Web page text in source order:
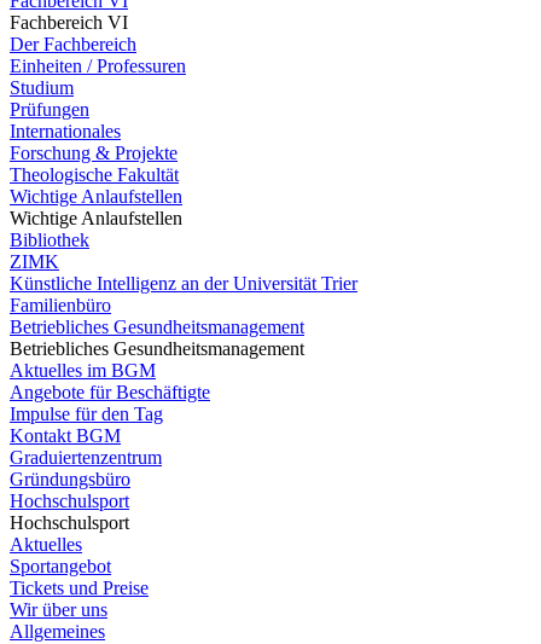
Fachbereich VI
Der Fachbereich
Einheiten / Professuren
Studium
Prüfungen
Internationales
Forschung & Projekte
Theologische Fakultät
Wichtige Anlaufstellen
Wichtige Anlaufstellen
Bibliothek
ZIMK
Künstliche Intelligenz an der Universität Trier
Familienbüro
Betriebliches Gesundheitsmanagement
Betriebliches Gesundheitsmanagement
Aktuelles im BGM
Angebote für Beschäftigte
Impulse für den Tag
Kontakt BGM
Graduiertenzentrum
Gründungsbüro
Hochschulsport
Hochschulsport
Aktuelles
Sportangebot
Tickets und Preise
Wir über uns
Allgemeines